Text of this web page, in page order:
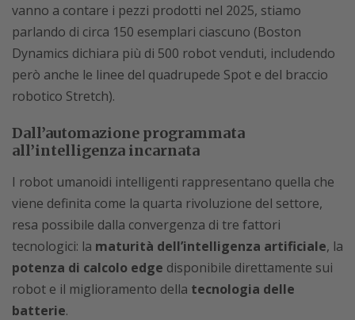
vanno a contare i pezzi prodotti nel 2025, stiamo
parlando di circa 150 esemplari ciascuno (Boston
Dynamics dichiara più di 500 robot venduti, includendo
però anche le linee del quadrupede Spot e del braccio
robotico Stretch).
Dall’automazione programmata
all’intelligenza incarnata
I robot umanoidi intelligenti rappresentano quella che
viene definita come la quarta rivoluzione del settore,
resa possibile dalla convergenza di tre fattori
tecnologici: la maturità dell’intelligenza artificiale, la
potenza di calcolo edge disponibile direttamente sui
robot e il miglioramento della tecnologia delle
batterie.